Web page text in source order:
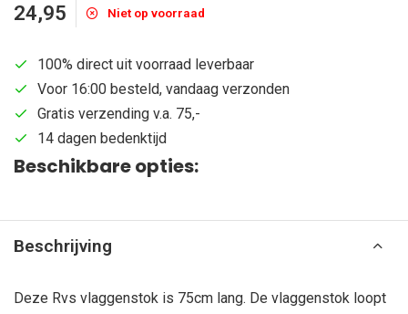
24,95 Niet op voorraad
100% direct uit voorraad leverbaar
Voor 16:00 besteld, vandaag verzonden
Gratis verzending v.a. 75,-
14 dagen bedenktijd
Beschikbare opties:
Beschrijving
Deze Rvs vlaggenstok is 75cm lang. De vlaggenstok loopt